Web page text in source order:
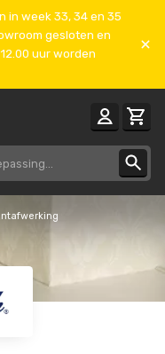
in week 33, 34 en 35
gesloten en
uur worden